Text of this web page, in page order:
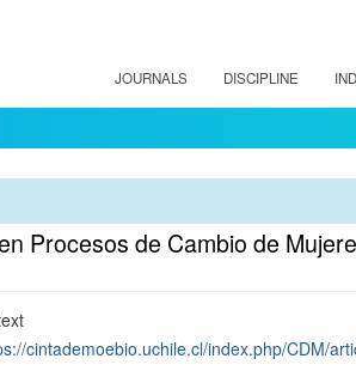
JOURNALS DISCIPLINE
Procesos de Cambio de
cintademoebio.uchile.cl/index.php/CDM/